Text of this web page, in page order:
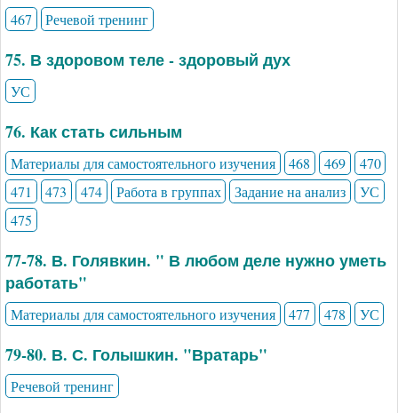
467 Речевой тренинг
75. В здоровом теле - здоровый дух
УС
76. Как стать сильным
Материалы для самостоятельного изучения 468 469
470
471
473 474 Работа в группах Задание на анализ
УС
475
77-78. В. Голявкин. " В любом деле нужно уметь
работать"
Материалы для самостоятельного изучения 477 478 УС
79-80. В. С. Голышкин. "Вратарь"
Речевой тренинг